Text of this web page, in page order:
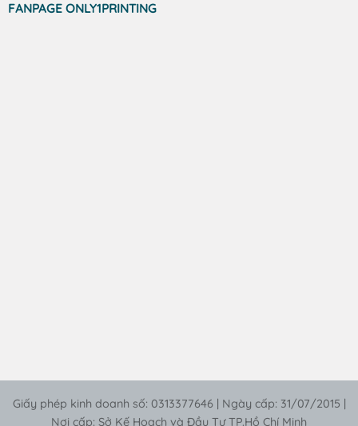
FANPAGE ONLY1PRINTING
Giấy phép kinh doanh số: 0313377646 | Ngày cấp: 31/07/2015 |
Nơi cấp: Sở Kế Hoạch và Đầu Tư TP.Hồ Chí Minh